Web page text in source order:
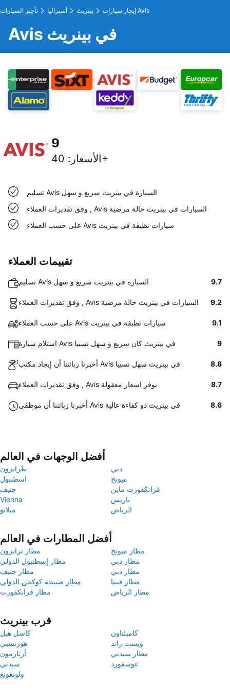
تأجير السيارات أستراليا بينريث إيجار سيارات Avis
Avis في بينريث
9
الأسعار : 40+
تسليم Avis السيارة في بينريث سريع و سهل
وفق تقديرات العملاء , Avis السيارات في بينريث حالة مرضية
على حسب العملاء Avis سيارات نظيفة في بينريث
تقييمات العملاء
تسليم Avis السيارة في بينريث سريع و سهل 9.7
وفق تقديرات العملاء , Avis السيارات في بينريث حالة مرضية 9.2
على حسب العملاء Avis سيارات نظيفة في بينريث 9.1
استلام سيارة Avis في بينريث كان سريع و سهل نسبيا 9
أخبرنا زبائننا أن إيجاد مكتب Avis في بينريث سهل نسبيا 8.8
وفق تقديرات العملاء , Avis يوفر اسعار معقولة 8.7
أخبرنا زبائننا أن موظفي Avis في بينريث ذو كفاءة عالية 8.6
أفضل الوجهات في العالم
طرابزون
دبي
اسطنبول
ميونخ
جنيف
فرانكفورت ماين
Vienna
باريس
ميلانو
الرياض
أفضل المطارات في العالم
مطار ترابزون
مطار ميونخ
مطار إسطنبول الدولي
مطار دبي
مطار جنيف
مطار دبي
مطار صبيحة كوكجن الدولي
مطار فيينا
مطار فرانكفورت
مطار الرياض
قرب بينريث
كاسل هيل
كامبلتاون
هورنسبي
ويست راند
أرتارمون
مطار سيدني
سيدني
غوسفورد
ولونغونغ